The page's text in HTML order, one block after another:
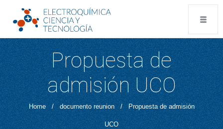
Propuesta de
admisión UCO
Home / documento reunion / Propuesta de admisión
UCO